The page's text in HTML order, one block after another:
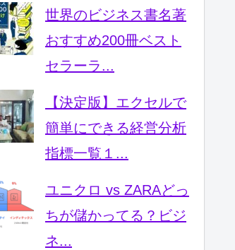
世界のビジネス書名著
おすすめ200冊ベスト
セラーラ...
【決定版】エクセルで
簡単にできる経営分析
指標一覧１...
ユニクロ vs ZARAどっ
ちが儲かってる？ビジ
ネ...